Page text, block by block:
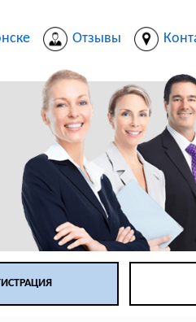
Отзывы